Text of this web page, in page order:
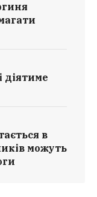
діятиме
в
можуть